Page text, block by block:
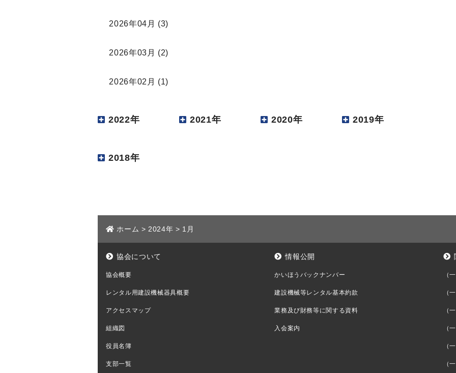
2026年04月 (3)
2026年03月 (2)
2026年02月 (1)
2022年 2021年 2020年 2019年
2018年
ホーム >2024年 > 1月
協会について
協会概要
レンタル用建設機械器具概要
アクセスマップ
組織図
役員名簿
支部一覧
情報公開
かいほうバックナンバー
建設機械等レンタル基本約款
業務及び財務等に関する資料
入会案内
（
（
（
（
（
（